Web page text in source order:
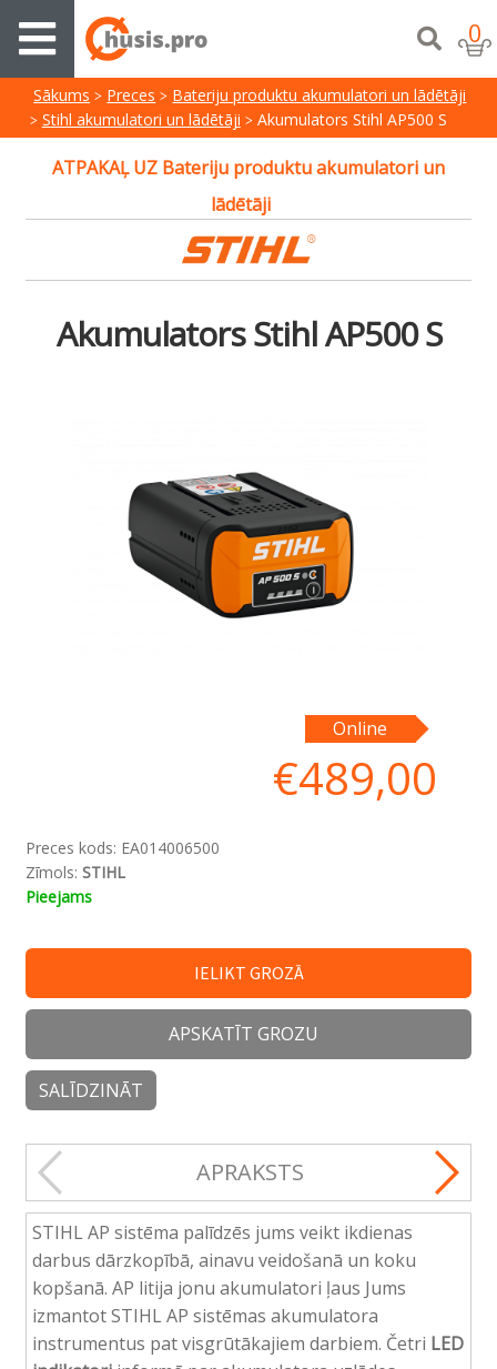
0
Sākums Preces
Bateriju produktu akumulatori un lādētāji
Stihl akumulatori un lādētāji
Akumulators Stihl AP500 S
ATPAKAĻ UZ Bateriju produktu akumulatori un
lādētāji
Akumulators Stihl AP500 S
Online
€489,00
Preces kods: EA014006500
Zīmols: STIHL
Pieejams
IELIKT GROZĀ
APSKATĪT GROZU
SALĪDZINĀT
APRAKSTS
STIHL AP sistēma palīdzēs jums veikt ikdienas
darbus dārzkopībā, ainavu veidošanā un koku
kopšanā. AP litija jonu akumulatori ļaus Jums
izmantot STIHL AP sistēmas akumulatora
instrumentus pat visgrūtākajiem darbiem. Četri LED